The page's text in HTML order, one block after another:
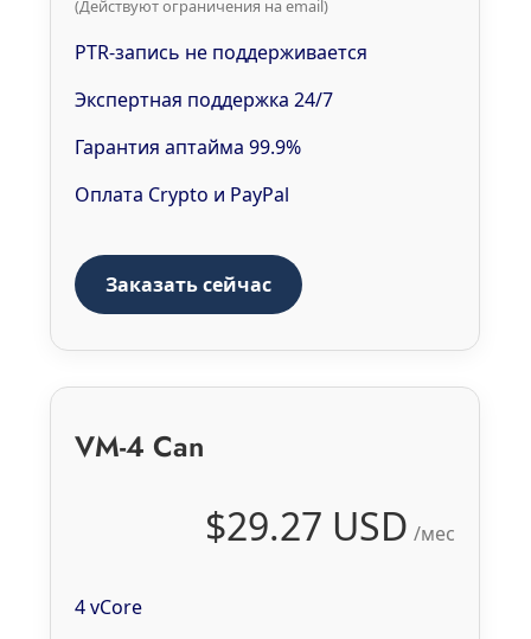
(Действуют ограничения на email)
PTR-запись не поддерживается
Экспертная поддержка 24/7
Гарантия аптайма 99.9%
Оплата Crypto и PayPal
Заказать сейчас
VM-4 Can
$29.27 USD /мес
4 vCore